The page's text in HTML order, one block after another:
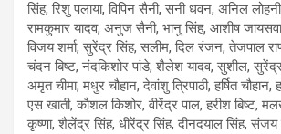
सिंह, रिशु पलाया, विपिन सैनी, सनी धवन, अनिल
रामकुमार यादव, अनुज सैनी, भानु सिंह, आशीष
विजय शर्मा, सुरेंद्र सिंह, सलीम, दिल रंजन, तेजपाल
चंदन बिष्ट, नंदकिशोर पांडे, शैलेश यादव, सुशील, सुरेंद्र
अमृत चीमा, मधुर चौहान, देवांशु त्रिपाठी, हर्षित
एस खाती, कौशल किशोर, वीरेंद्र पाल, हरीश बिष्ट,
कृष्णा, शैलेंद्र सिंह, धीरेंद्र सिंह, दीनदयाल सिंह,